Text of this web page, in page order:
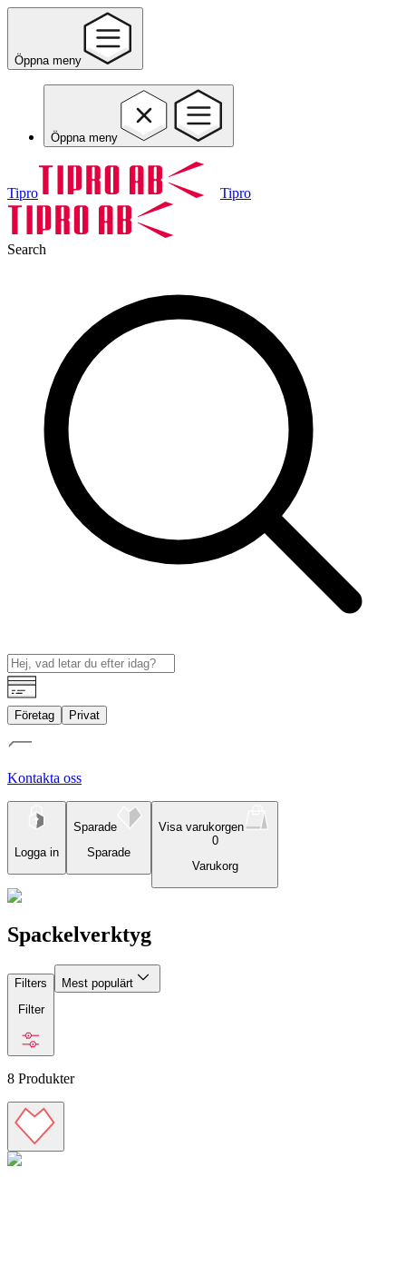
Öppna meny
Öppna meny
Tipro Tipro
Search
Företag Privat
Kontakta oss
Logga in
Sparade
Sparade
Visa varukorgen
0
Varukorg
Spackelverktyg
Filters
Filter
Mest populärt
8 Produkter